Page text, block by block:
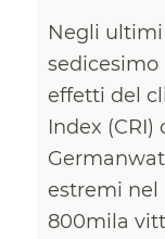
Negli
sedicesimo
effetti del
Index (CRI)
estremi nel
800mila